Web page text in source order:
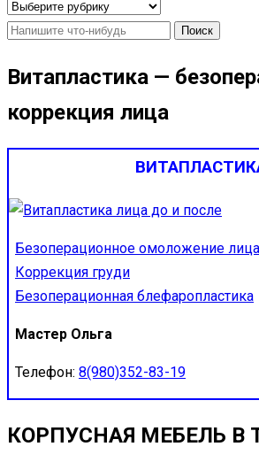
Рубрики
Найти:
Витапластика —
коррекция лица
Безоперационное омоложение лица
Коррекция груди
Безоперационная блефаропластика
Мастер Ольга
Телефон: 8(980)352-83-19
КОРПУСНАЯ МЕБЕЛЬ В